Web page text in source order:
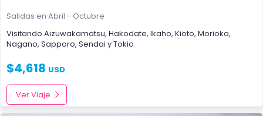
Salidas en Abril - Octubre
Visitando Aizuwakamatsu, Hakodate, Ikaho, Kioto, Morioka,
Nagano, Sapporo, Sendai yTokio
$4,618 USD
Ver Viaje